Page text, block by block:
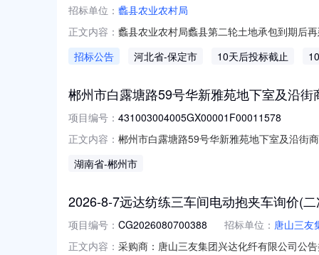
招标单位： 蠡县农业农村局
正文内容： 蠡县农业农村局蠡县第二轮土地承包到期后
到期后再延长30年整乡镇推进试点工作。
招标公告 河北省-保定市 10天后投标截止
郴州市白露塘路59号华新雅苑地下室及沿街
项目编号： 431003004005GX00001F00011578
正文内容： 郴州市白露塘路59号华新雅苑地下室及沿街
号/权利限制情况查封湖南省郴州市苏仙区人
湖南省-郴州市
2026-8-7远达纺练三车间电动抱夹车询价(
项目编号： CG2026080700388 招标单位： 唐山三友
正文内容： 采购商：唐山三友集团兴达化纤有限公司公